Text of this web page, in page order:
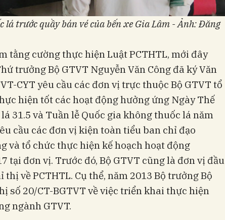
lá trước quầy bán vé của bến xe Gia Lâm - Ảnh: Đăng
tằng cường thực hiện Luật PCTHTL, mới đây
trưởng Bộ GTVT Nguyễn Văn Công đã ký Văn
CYT yêu cầu các đơn vị trực thuộc Bộ GTVT tổ
hiện tốt các hoạt động hưởng ứng Ngày Thế
31.5 và Tuần lễ Quốc gia không thuốc lá năm
cầu các đơn vị kiện toàn tiểu ban chỉ đạo
và tổ chức thực hiện kế hoạch hoạt động
tại đơn vị. Trước đó, Bộ GTVT cũng là đơn vị đầu
về PCTHTL. Cụ thể, năm 2013 Bộ trưởng Bộ
số 20/CT-BGTVT về việc triển khai thực hiện
ngành GTVT.